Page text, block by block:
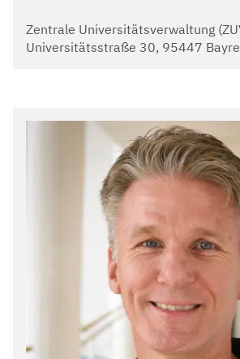
Zentrale Universitätsverwaltung
Universitätsstraße 30, 95447